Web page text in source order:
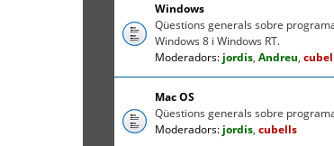
Windows
Qüestions generals sobre
Windows 8 i Windows RT.
Moderadors: jordis, Andreu,
Mac OS
Qüestions generals sobre
Moderadors: jordis, cubells